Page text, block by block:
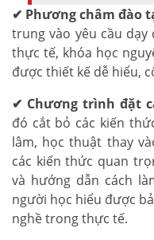
✔ Phương châm đào
trung vào yêu cầu
thực tế, khóa học
được thiết kế dễ hiểu,
✔ Chương trình đặt
đó cắt bỏ các kiến
lâm, học thuật thay
các kiến thức quan
và hướng dẫn cách
người học hiểu được
nghề trong thực tế.